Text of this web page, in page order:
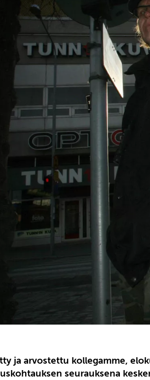
ja arvostettu kollegamme,
seurauksena